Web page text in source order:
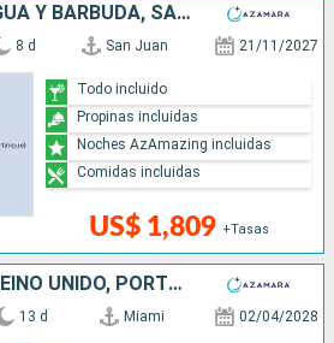
PUERTO RICO, ANTIGUA Y BARBUDA, SAN VINCENT Y LAS GRANADINAS, GRENADA, TRINIDAD Y TOBAGO, BARBADOS
8 d San Juan 21/11/2027
US$ 1,809 +Tasas
Todo incluido
Propinas incluidas
Noches AzAmazing incluidas
Comidas incluidas
ESTADOS UNIDOS, REINO UNIDO, PORTUGAL
13 d Miami 02/04/2028